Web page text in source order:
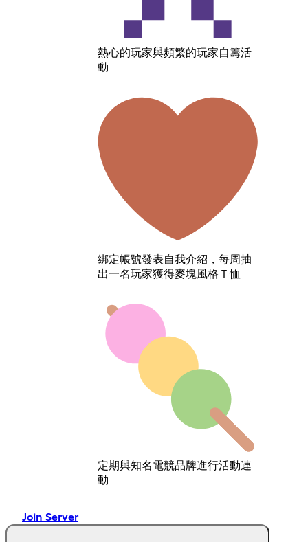
熱心的玩家與頻繁的玩家自籌活
動
綁定帳號發表自我介紹，每周抽
出一名玩家獲得麥塊風格Ｔ恤
定期與知名電競品牌進行活動連
動
Join Server